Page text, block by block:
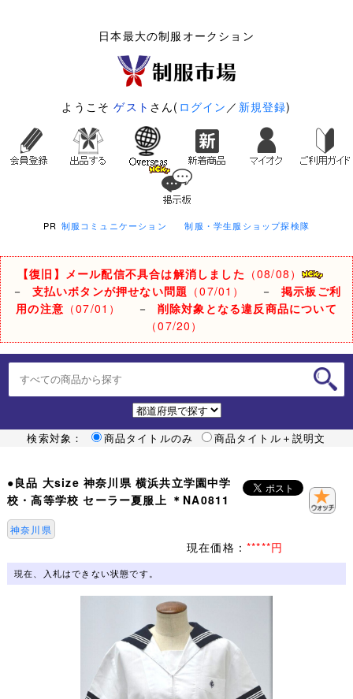
日本最大の制服オークション
ようこそゲスト さん( ログイン ／ 新規登録)
PR 制服コミュニケーション 制服・学生服ショップ探検隊
【復旧】メール配信不具合は解消しました （08/08）
－ 支払いボタンが押せない問題 （07/01） －掲示板ご利
用の注意 （07/01） － 削除対象となる違反商品について
（07/20）
検索対象： 商品タイトルのみ 商品タイトル＋説明文
●良品 大size 神奈川県 横浜共立学園中学
校・高等学校 セーラー夏服上 ＊NA0811
神奈川県
現在価格： *****円
現在、入札はできない状態です。